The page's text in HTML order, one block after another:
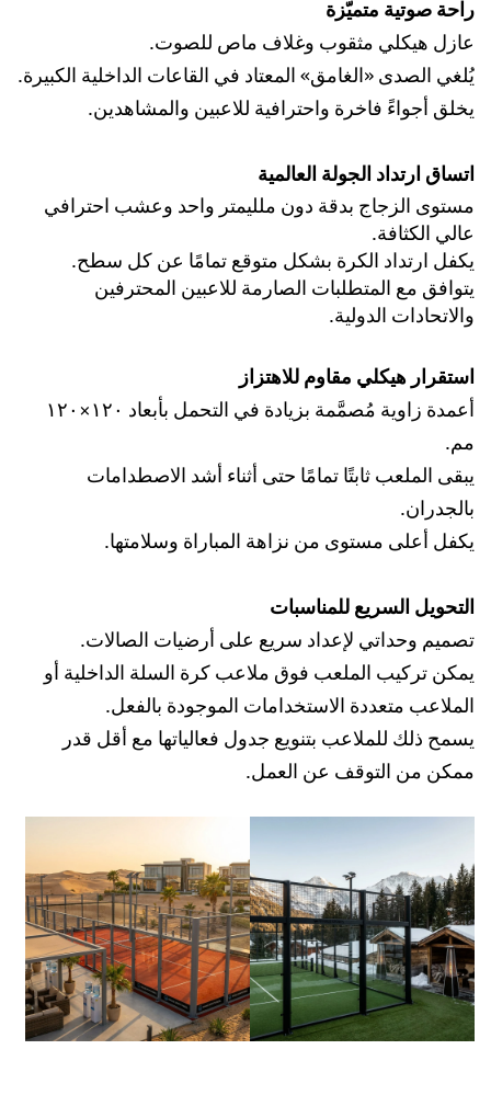
راحة صوتية متميّزة
عازل هيكلي مثقوب وغلاف ماص للصوت.
يُلغي الصدى «الغامق» المعتاد في القاعات الداخلية الكبيرة.
يخلق أجواءً فاخرة واحترافية للاعبين والمشاهدين.
اتساق ارتداد الجولة العالمية
مستوى الزجاج بدقة دون ملليمتر واحد وعشب احترافي
عالي الكثافة.
يكفل ارتداد الكرة بشكل متوقع تمامًا عن كل سطح.
يتوافق مع المتطلبات الصارمة للاعبين المحترفين
والاتحادات الدولية.
استقرار هيكلي مقاوم للاهتزاز
أعمدة زاوية مُصمَّمة بزيادة في التحمل بأبعاد ١٢٠×١٢٠
مم.
يبقى الملعب ثابتًا تمامًا حتى أثناء أشد الاصطدامات
بالجدران.
يكفل أعلى مستوى من نزاهة المباراة وسلامتها.
التحويل السريع للمناسبات
تصميم وحداتي لإعداد سريع على أرضيات الصالات.
يمكن تركيب الملعب فوق ملاعب كرة السلة الداخلية أو
الملاعب متعددة الاستخدامات الموجودة بالفعل.
يسمح ذلك للملاعب بتنويع جدول فعالياتها مع أقل قدر
ممكن من التوقف عن العمل.